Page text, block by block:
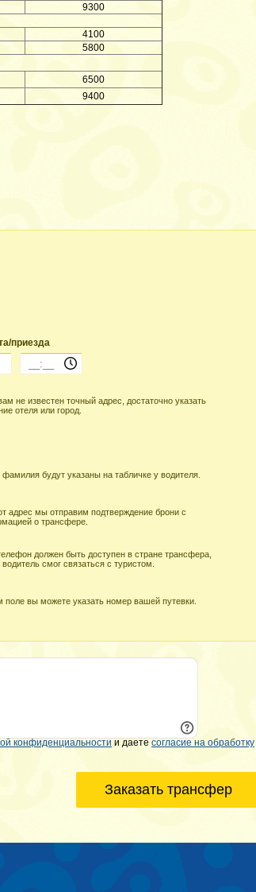
9300
4100
5800
6500
9400
приезда
не известен точный адрес, достаточно указать
отеля или город.
будут указаны на табличке у водителя.
адрес мы отправим подтверждение брони с
о трансфере.
должен быть доступен в стране трансфера,
смог связаться с туристом.
поле вы можете указать номер вашей путевки.
конфиденциальности и даете согласие на обработку